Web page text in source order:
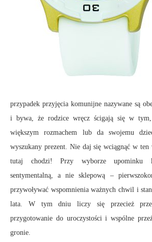
przypadek przyjęcia komunijne nazywane są
i bywa, że rodzice wręcz ścigają się w
większym rozmachem lub da swojemu
wyszukany prezent. Nie daj się wciągnąć w
tutaj chodzi! Przy wyborze upominku
sentymentalną, a nie sklepową –
przywoływać wspomnienia ważnych chwil i
lata. W tym dniu liczy się przecież
przygotowanie do uroczystości i wspólne
gronie.